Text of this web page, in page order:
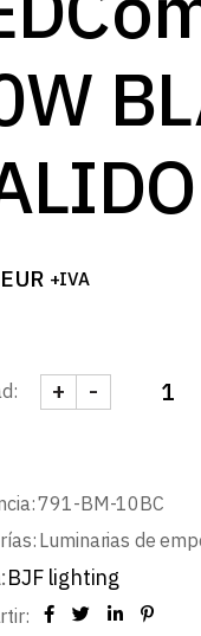
EUR +IVA
SPOT
-
+
791-BM-10BC
Luminarias de
BJF lighting